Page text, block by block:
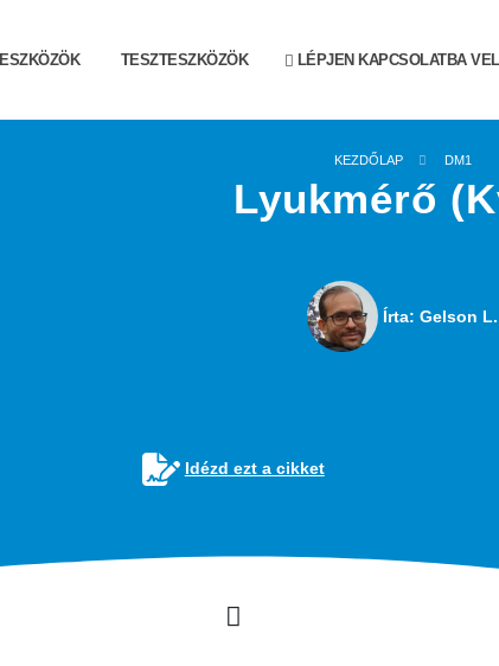
ESZKÖZÖK TESZTESZKÖZÖK LÉPJEN KAPCSOLATBA
KEZDŐLAP DM1
Lyukmérő
Írta: Gelson L.
Idézd ezt a cikket